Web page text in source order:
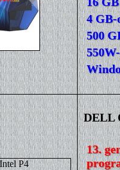
4 GB-
500
DELL
13.